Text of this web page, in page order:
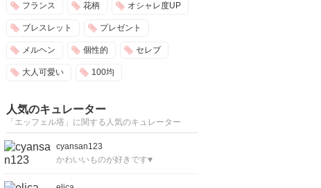
フランス 花柄 オシャレ度UP
ブレスレット プレゼント
メルヘン 個性的 セレブ
大人可愛い 100均
人気のキュレーター
「エッフェル塔」に関する人気のキュレーター
cyansan123
かわいいものが好きです♥